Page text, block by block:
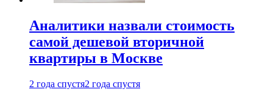
Аналитики назвали стоимость
самой дешевой вторичной
квартиры в Москве
2 года спустя2 года спустя